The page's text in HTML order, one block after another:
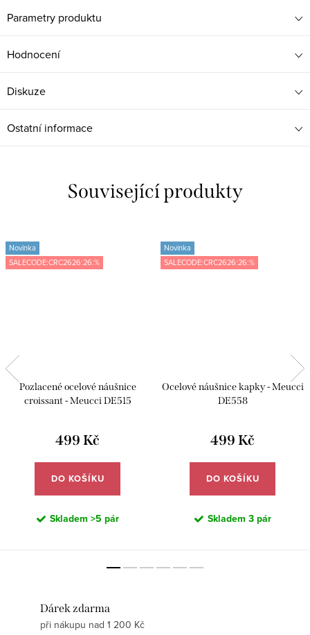
Parametry produktu
Hodnocení
Diskuze
Ostatní informace
Související produkty
Novinka
SALECODE:CRC2626:26:%
Pozlacené ocelové náušnice
croissant - Meucci DE515
499 Kč
DO KOŠÍKU
Skladem >5 pár
Novinka
SALECODE:CRC2626:26:%
Ocelové náušnice kapky - Meucci
DE558
499 Kč
DO KOŠÍKU
Skladem 3 pár
Dárek zdarma
při nákupu nad 1 200 Kč